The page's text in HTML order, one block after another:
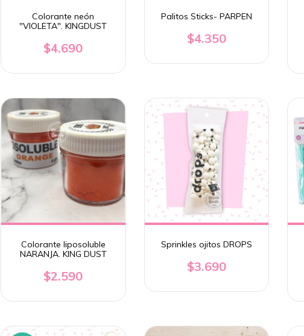
Colorante neón
"VIOLETA". KINGDUST
$4.690
Palitos Sticks- PARPEN
$4.350
Colorante liposoluble
NARANJA. KING DUST
$2.590
Sprinkles ojitos DROPS
$3.690